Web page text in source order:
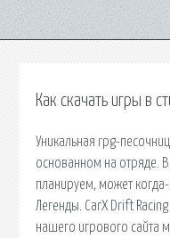
Как скачать игры в
Уникальная rpg-
основанном на отряде.
планируем, может
Легенды. CarX Drift
нашего игрового сайта